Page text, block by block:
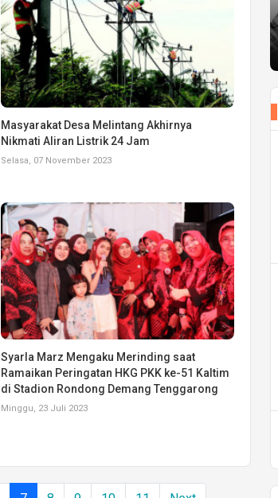
Masyarakat Desa Melintang Akhirnya
Nikmati Aliran Listrik 24 Jam
Selasa, 07 November 2023
Syarla Marz Mengaku Merinding saat
Ramaikan Peringatan HKG PKK ke-51 Kaltim
di Stadion Rondong Demang Tenggarong
Minggu, 23 Juli 2023